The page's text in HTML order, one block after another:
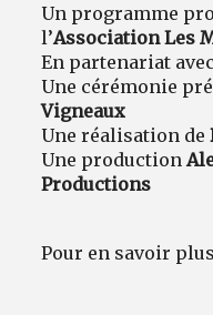
Un programme
l’Association Les
En partenariat avec
Une cérémonie
Vigneaux
Une réalisation de
Une production
Productions
Pour en savoir